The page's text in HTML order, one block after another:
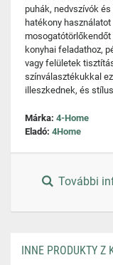
puhák, nedvszívók
hatékony
konyhai feladathoz,
vagy felületek
színválasztékukkal
illeszkednek, és
Márka: 4-Home
Eladó: 4Home
További
INNE PRODUKTY Z